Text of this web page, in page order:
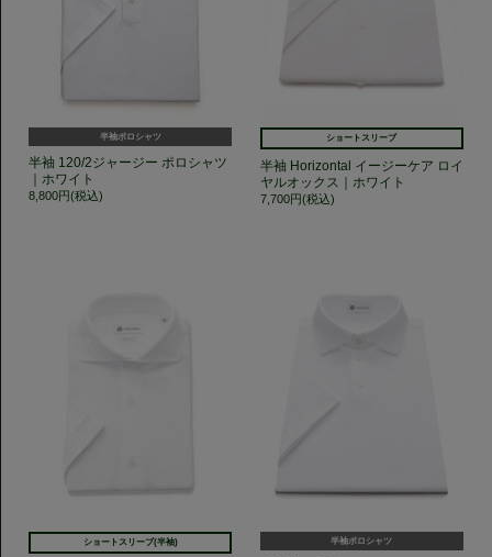
半袖ポロシャツ
半袖 120/2ジャージー ポロシャツ
｜ホワイト
8,800円(税込)
ショートスリーブ
半袖 Horizontal イージーケア ロイ
ヤルオックス｜ホワイト
7,700円(税込)
ショートスリーブ(半袖) 半袖ポロシャツ